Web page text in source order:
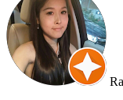
Bella & Tom